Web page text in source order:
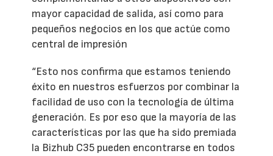
mayor capacidad de salida, así como para
pequeños negocios en los que actúe como
central de impresión
“Esto nos confirma que estamos teniendo
éxito en nuestros esfuerzos por combinar la
facilidad de uso con la tecnología de última
generación. Es por eso que la mayoría de las
características por las que ha sido premiada
la Bizhub C35 pueden encontrarse en todos